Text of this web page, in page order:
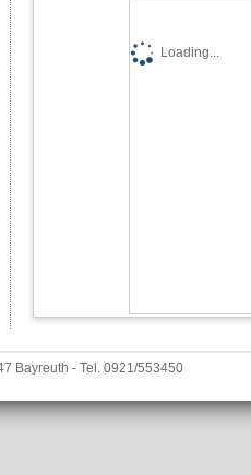
Loading...
Bayreuth - Tel. 0921/553450